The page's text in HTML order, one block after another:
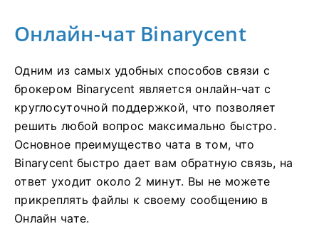
Онлайн-чат Binarycent
Одним из самых удобных способов связи с
брокером Binarycent является онлайн-чат с
круглосуточной поддержкой, что позволяет
решить любой вопрос максимально быстро.
Основное преимущество чата в том, что
Binarycent быстро дает вам обратную связь, на
ответ уходит около 2 минут. Вы не можете
прикреплять файлы к своему сообщению в
Онлайн чате.